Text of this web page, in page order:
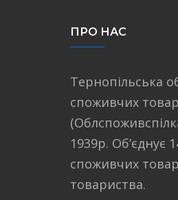
ПРО НАС
Тернопільська
споживчих
1939р. Об’єднує
споживчих
товариства.